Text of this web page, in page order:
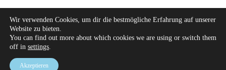
Wir verwenden Cookies, um dir die bestmögliche Erfahrung auf unserer
Website zu bieten.
You can find out more about which cookies we are using or switch them
off in settings.
Akzeptieren